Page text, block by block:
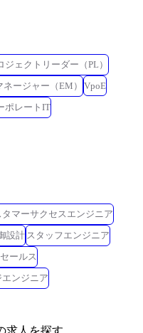
ジェクトリーダー（PL）
ージャー（EM）
VpoE
ポレートIT
タマーサクセスエンジニア
設計 スタッフエンジニア
ールス
ンジニア